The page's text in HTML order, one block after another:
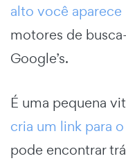
alto você aparece
motores de
Google’s.
É uma pequena
cria um link para o
pode encontrar